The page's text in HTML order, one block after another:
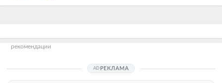
рекомендации
РЕКЛАМА